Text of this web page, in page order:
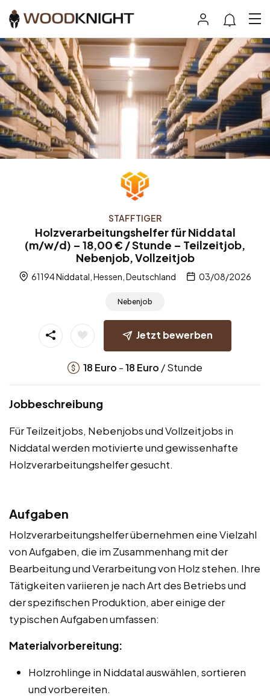
STAFFTIGER
Holzverarbeitungshelfer für Niddatal
(m/w/d) – 18,00 € / Stunde – Teilzeitjob,
Nebenjob, Vollzeitjob
61194 Niddatal, Hessen, Deutschland 03/08/2026
Nebenjob
Jetzt bewerben
18 Euro -18 Euro / Stunde
Jobbeschreibung
Für Teilzeitjobs, Nebenjobs und Vollzeitjobs in
Niddatal werden motivierte und gewissenhafte
Holzverarbeitungshelfer gesucht.
Aufgaben
Holzverarbeitungshelfer übernehmen eine Vielzahl
von Aufgaben, die im Zusammenhang mit der
Bearbeitung und Verarbeitung von Holz stehen. Ihre
Tätigkeiten variieren je nach Art des Betriebs und
der spezifischen Produktion, aber einige der
typischen Aufgaben umfassen:
Materialvorbereitung:
Holzrohlinge in Niddatal auswählen, sortieren
und vorbereiten.